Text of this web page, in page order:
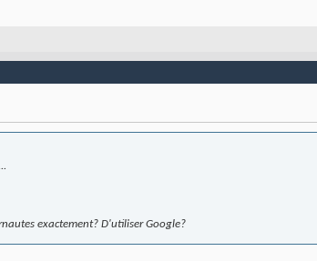
exactement? D'utiliser Google?